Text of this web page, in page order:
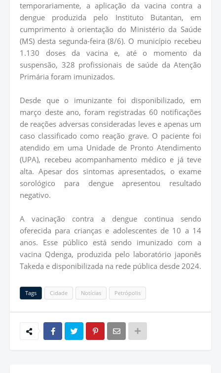
temporariamente, a aplicação da vacina contra a
dengue produzida pelo Instituto Butantan, em
cumprimento à orientação do Ministério da Saúde
(MS) desta segunda-feira (8/6). O município recebeu
1.130 doses da vacina e, até o momento da
suspensão, 328 profissionais de saúde da Atenção
Primária foram imunizados.
Desde que o imunizante foi disponibilizado, em
março deste ano, foram registradas 60 notificações
de reações adversas consideradas leves e apenas um
caso classificado como reação grave. O paciente foi
atendido em uma Unidade de Pronto Atendimento
(UPA), recebeu acompanhamento médico e já teve
alta. Apesar dos sintomas apresentados, o exame
sorológico para dengue apresentou resultado
negativo.
A vacinação contra a dengue continua sendo
oferecida para crianças e adolescentes de 10 a 14
anos. Esse público está sendo imunizado com a
vacina Qdenga, produzida pelo laboratório japonês
Takeda e disponibilizada na rede pública desde 2024.
Tags Cidade Notícias Petrópolis